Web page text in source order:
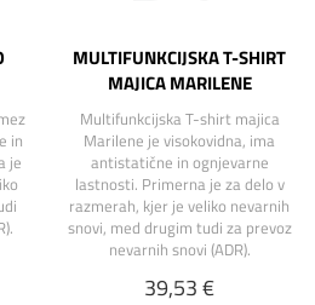
in
je
MULTIFUNKCIJSKA T-SHIRT
MAJICA MARILENE
Multifunkcijska T-shirt majica
Marilene je visokovidna, ima
antistatične in ognjevarne
lastnosti. Primerna je za delo v
razmerah, kjer je veliko nevarnih
snovi, med drugim tudi za prevoz
nevarnih snovi (ADR).
39,53 €